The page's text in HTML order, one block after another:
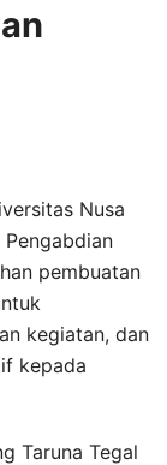
Nusa
pembuatan
kegiatan, dan
kepada
Taruna Tegal